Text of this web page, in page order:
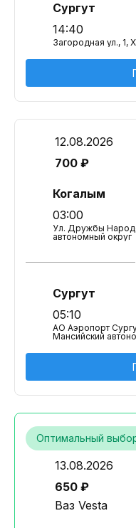
Сургут
14:40
Загородная ул., 1,
12.08.2026
700 ₽
Когалым
03:00
Ул. Дружбы
автономный округ
Сургут
05:10
АО Аэропорт
Мансийский
Оптимальный
13.08.2026
650 ₽
Ваз Vesta